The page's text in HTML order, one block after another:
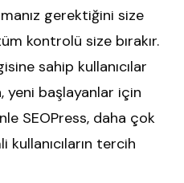
gerektiğini size
kontrolü size bırakır.
sahip kullanıcılar
yeni başlayanlar için
SEOPress, daha çok
kullanıcıların tercih